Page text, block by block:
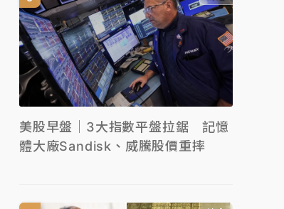
美股早盤｜3大指數平盤拉鋸 記憶
體大廠Sandisk、威騰股價重摔